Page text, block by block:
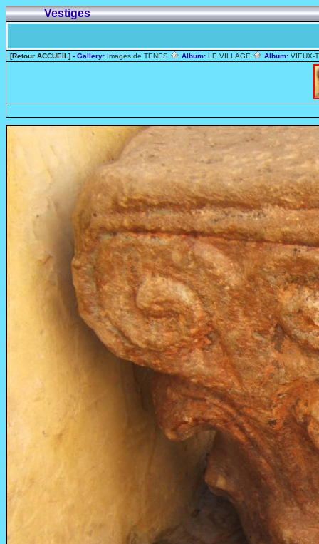
Vestiges
[Retour ACCUEIL] - Gallery: Images de TENES Album: LE VILLAGE Album: VIEUX-